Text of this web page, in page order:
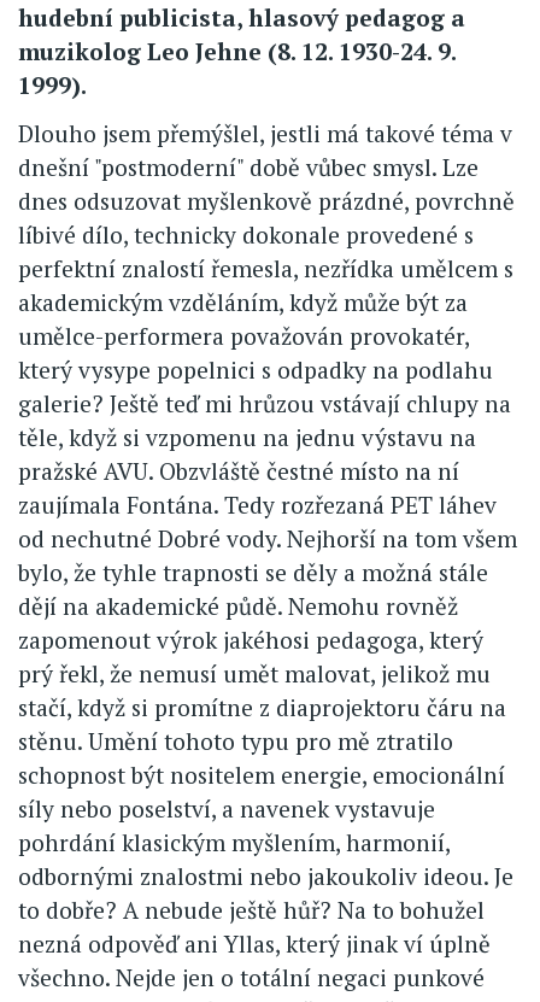
hudební publicista, hlasový pedagog a
muzikolog Leo Jehne (8. 12. 1930-24. 9.
1999).
Dlouho jsem přemýšlel, jestli má takové téma v
dnešní "postmoderní" době vůbec smysl. Lze
dnes odsuzovat myšlenkově prázdné, povrchně
líbivé dílo, technicky dokonale provedené s
perfektní znalostí řemesla, nezřídka umělcem s
akademickým vzděláním, když může být za
umělce-performera považován provokatér,
který vysype popelnici s odpadky na podlahu
galerie? Ještě teď mi hrůzou vstávají chlupy na
těle, když si vzpomenu na jednu výstavu na
pražské AVU. Obzvláště čestné místo na ní
zaujímala Fontána. Tedy rozřezaná PET láhev
od nechutné Dobré vody. Nejhorší na tom všem
bylo, že tyhle trapnosti se děly a možná stále
dějí na akademické půdě. Nemohu rovněž
zapomenout výrok jakéhosi pedagoga, který
prý řekl, že nemusí umět malovat, jelikož mu
stačí, když si promítne z diaprojektoru čáru na
stěnu. Umění tohoto typu pro mě ztratilo
schopnost být nositelem energie, emocionální
síly nebo poselství, a navenek vystavuje
pohrdání klasickým myšlením, harmonií,
odbornými znalostmi nebo jakoukoliv ideou. Je
to dobře? A nebude ještě hůř? Na to bohužel
nezná odpověď ani Yllas, který jinak ví úplně
všechno. Nejde jen o totální negaci punkové